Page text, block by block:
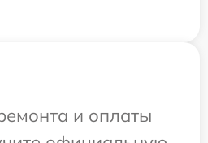
и оплаты